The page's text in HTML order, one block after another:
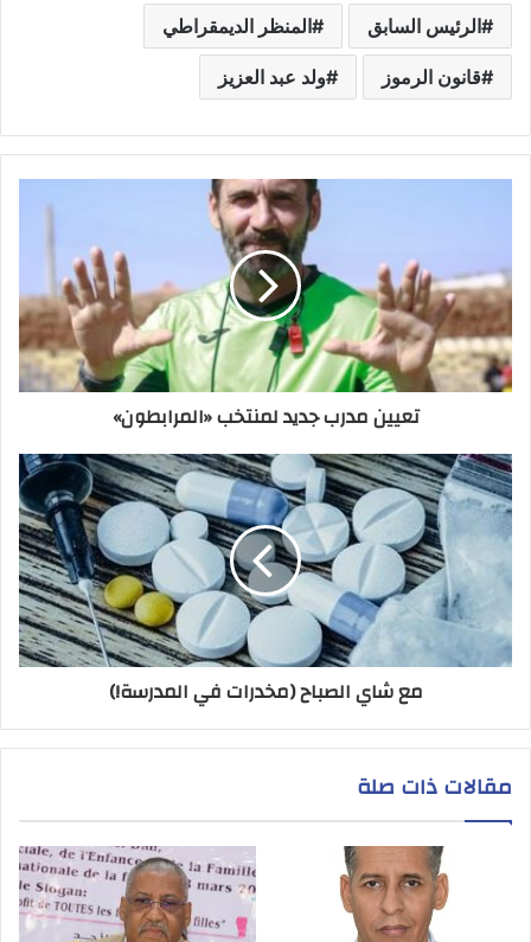
الرئيس السابق المنظر الديمقراطي
قانون الرموز ولد عبد العزيز
تعيين مدرب جديد لمنتخب «المرابطون»
مع شاي الصباح (مخدرات في المدرسة!)
مقالات ذات صلة